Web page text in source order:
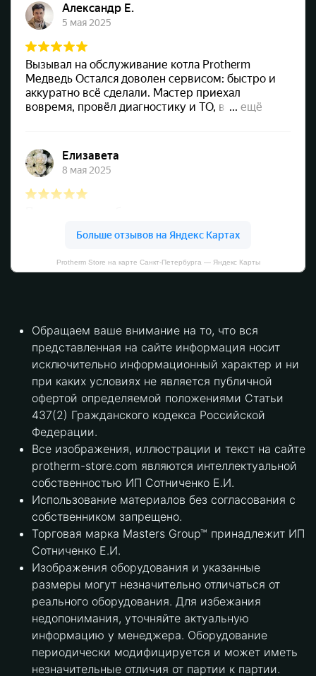
Protherm Store на карте Санкт‑Петербурга — Яндекс Карты
Обращаем ваше внимание на то, что вся
представленная на сайте информация носит
исключительно информационный характер и ни
при каких условиях не является публичной
офертой определяемой положениями Статьи
437(2) Гражданского кодекса Российской
Федерации.
Все изображения, иллюстрации и текст на сайте
protherm-store.com являются интеллектуальной
собственностью ИП Сотниченко Е.И.
Использование материалов без согласования с
собственником запрещено.
Торговая марка Masters Group™ принадлежит ИП
Сотниченко Е.И.
Изображения оборудования и указанные
размеры могут незначительно отличаться от
реального оборудования. Для избежания
недопонимания, уточняйте актуальную
информацию у менеджера. Оборудование
периодически модифицируется и может иметь
незначительные отличия от партии к партии.